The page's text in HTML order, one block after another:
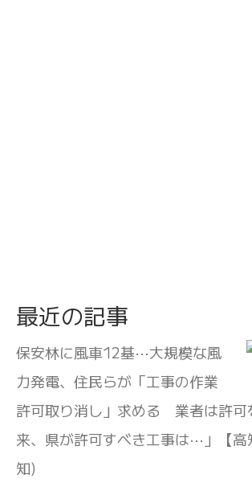
最近の記事
保安林に風車12基⋯大規模な風
力発電、住民らが「工事の作業
許可取り消し」求める 業者は許可
来、県が許可すべき工事は⋯」【高
知)